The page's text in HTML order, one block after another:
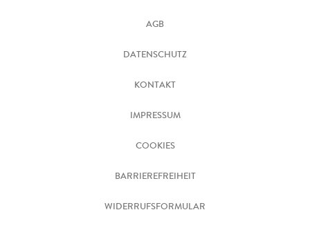
AGB
DATENSCHUTZ
KONTAKT
IMPRESSUM
COOKIES
BARRIEREFREIHEIT
WIDERRUFSFORMULAR